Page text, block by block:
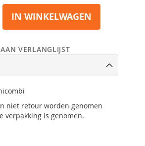
IN WINKELWAGEN
VERLANGLIJST
niet retour worden genomen
verpakking is genomen.